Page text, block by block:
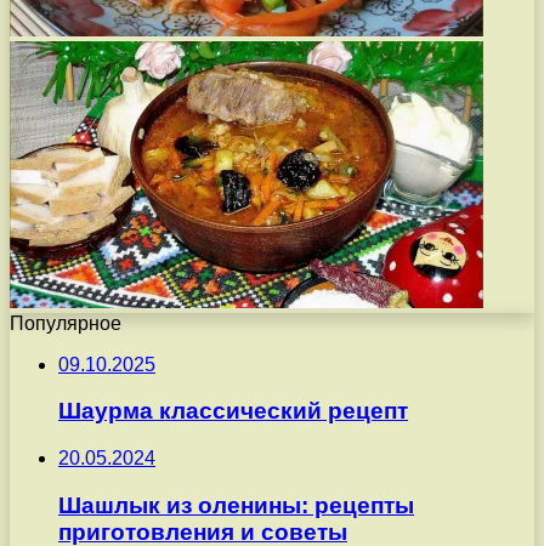
Популярное
09.10.2025
Шаурма классический рецепт
20.05.2024
Шашлык из оленины: рецепты
приготовления и советы